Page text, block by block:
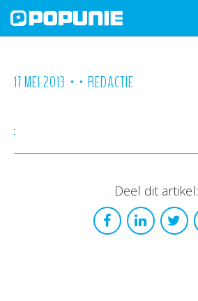
17 MEI 2013 • • REDACTIE
Deel dit artikel: